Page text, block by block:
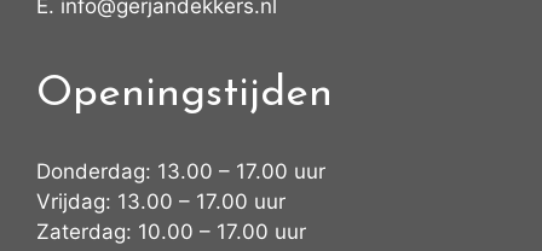
E. info@gerjandekkers.nl
Openingstijden
Donderdag: 13.00 – 17.00 uur
Vrijdag: 13.00 – 17.00 uur
Zaterdag: 10.00 – 17.00 uur